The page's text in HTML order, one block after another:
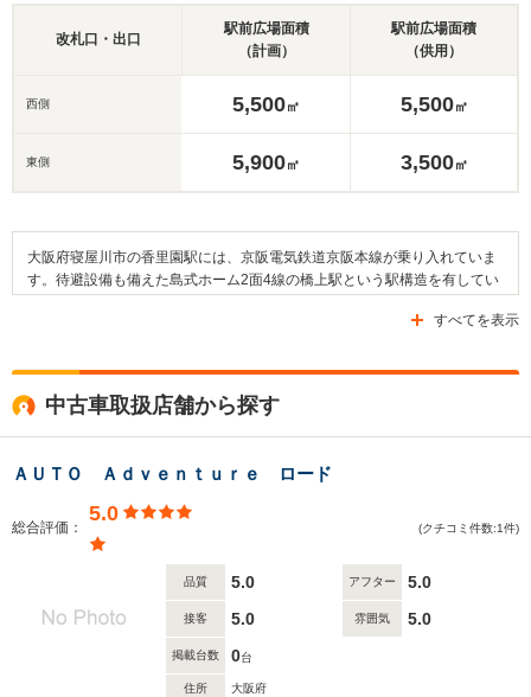
改札口・出口
駅前広場面積
（計画）
駅前広場面積
（供用）
西側 5,500㎡ 5,500㎡
東側 5,900㎡ 3,500㎡
大阪府寝屋川市の香里園駅には、京阪電気鉄道京阪本線が乗り入れていま
す。待避設備も備えた島式ホーム2面4線の橋上駅という駅構造を有してい
れるのは府道21号線や府道148号線などです。駅の周辺には名所である成
院高等学校や同志社香里中学校、市立第十中学校なども駅周辺に存在して
います。そのほかにも、ショッピングモールのイオンモール寝屋川があ
り、香里西公園や寿町大和区公民館、西北コミュニティセンターといった
施設が存在します。
すべてを表示
中古車取扱店舗から探す
ＡＵＴＯ Ａｄｖｅｎｔｕｒｅ ロード
総合評価：
5.0
(クチコミ件数:1件)
品質 5.0 アフター 5.0
接客 5.0 雰囲気 5.0
掲載台数 0台
住所 大阪府